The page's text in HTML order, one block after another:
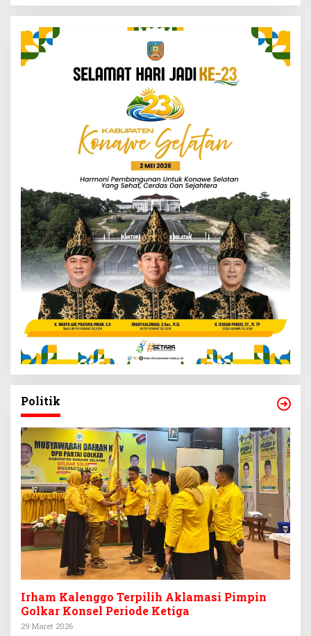
Politik
Irham Kalenggo Terpilih Aklamasi Pimpin
Golkar Konsel Periode Ketiga
29 Maret 2026